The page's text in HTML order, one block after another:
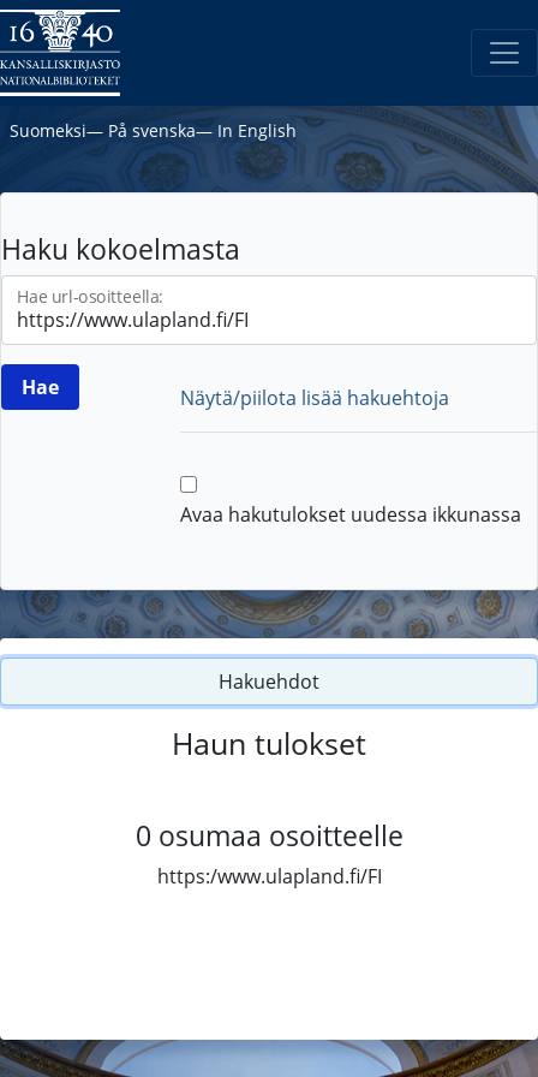
Suomeksi― På svenska― In English
Haku kokoelmasta
Hae url-osoitteella:
Näytä/piilota lisää hakuehtoja
Avaa hakutulokset uudessa ikkunassa
Hakuehdot
Haun tulokset
0 osumaa osoitteelle
https:/www.ulapland.fi/FI